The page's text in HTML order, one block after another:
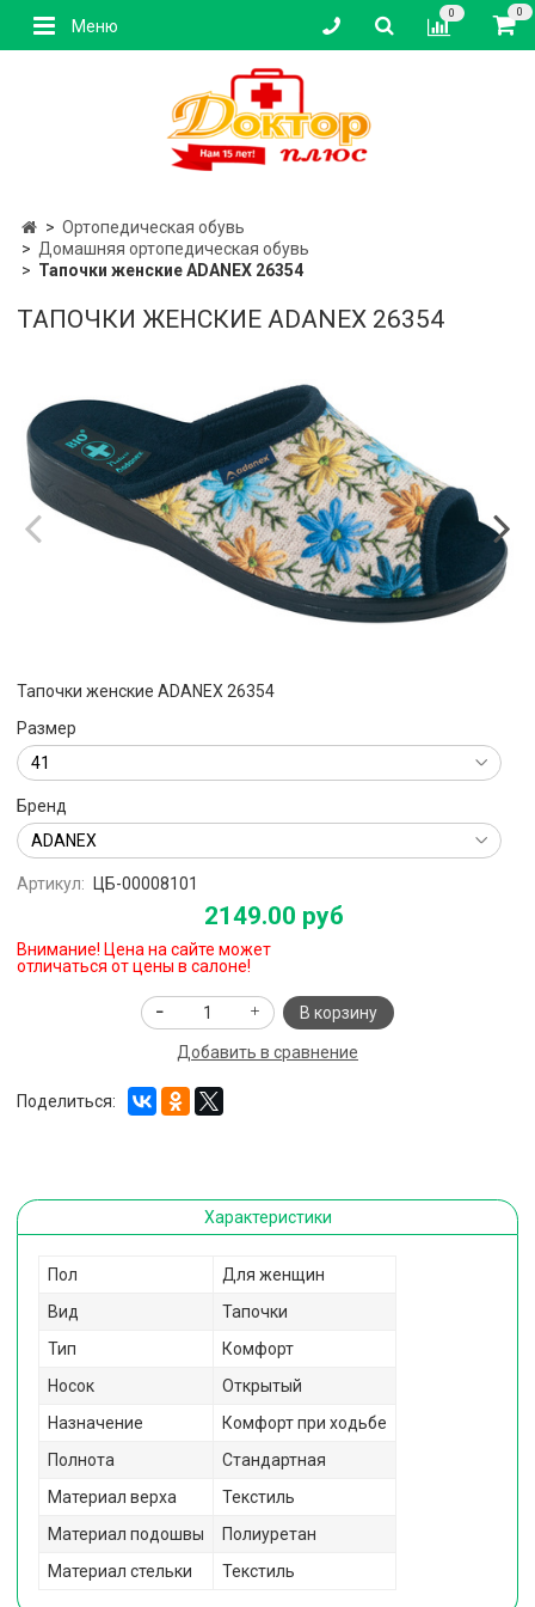
Меню
0 0
Ортопедическая обувь
Домашняя ортопедическая обувь
Тапочки женские ADANEX 26354
ТАПОЧКИ ЖЕНСКИЕ ADANEX 26354
Тапочки женские ADANEX 26354
Размер
Бренд
Артикул: ЦБ-00008101
2149.00 руб
Внимание! Цена на сайте может
отличаться от цены в салоне!
В корзину
Добавить в сравнение
Поделиться:
Характеристики
Пол
Для женщин
Вид
Тапочки
Тип
Комфорт
Носок
Открытый
Назначение
Комфорт при ходьбе
Полнота
Стандартная
Материал верха
Текстиль
Материал подошвы
Полиуретан
Материал стельки
Текстиль